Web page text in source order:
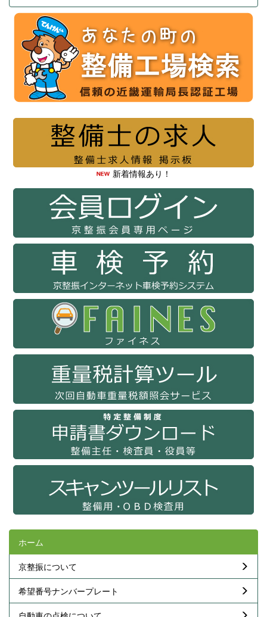
新着情報あり！
ホーム
京整振について
希望番号ナンバープレート